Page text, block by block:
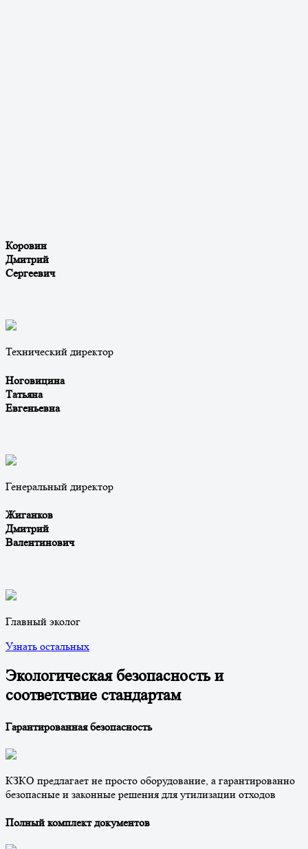
Коровин
Дмитрий
Сергеевич
Технический директор
Ноговицина
Татьяна
Евгеньевна
Генеральный директор
Жиганков
Дмитрий
Валентинович
Главный эколог
Узнать остальных
Экологическая безопасность и
соответствие стандартам
Гарантированная безопасность
КЗКО предлагает не просто оборудование, а гарантированно
безопасные и законные решения для утилизации отходов
Полный комплект документов